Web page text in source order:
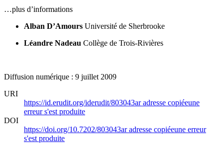
…plus d’informations
Alban D’Amours Université de Sherbrooke
Léandre Nadeau Collège de Trois-Rivières
Diffusion numérique : 9 juillet 2009
URI
https://id.erudit.org/iderudit/803043aradresse copiéeune
erreur s'est produite
DOI
https://doi.org/10.7202/803043aradresse copiéeune erreur
s'est produite